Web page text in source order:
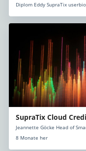
Diplom Eddy SupraTix
SupraTix Cloud
Jeannette Göcke Head of
8 Monate her